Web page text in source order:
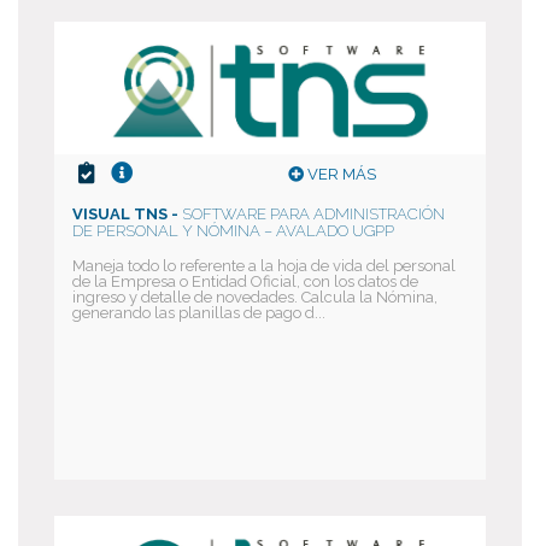
VER MÁS
VISUAL TNS - SOFTWARE PARA ADMINISTRACIÓN
DE PERSONAL Y NÓMINA – AVALADO UGPP
Maneja todo lo referente a la hoja de vida del personal
de la Empresa o Entidad Oficial, con los datos de
ingreso y detalle de novedades. Calcula la Nómina,
generando las planillas de pago d...